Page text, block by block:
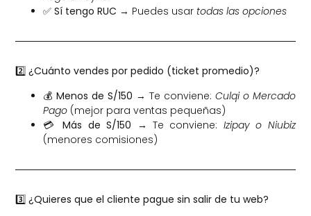
✅Sí tengo RUC → Puedes usar todas las opciones
2️⃣ ¿Cuánto vendes por pedido (ticket promedio)?
💰Menos de S/150 → Te conviene: Culqi o Mercado
Pago (mejor para ventas pequeñas)
💳Más de S/150 → Te conviene: Izipay o Niubiz
(menores comisiones)
3️⃣ ¿Quieres que el cliente pague sin salir de tu web?